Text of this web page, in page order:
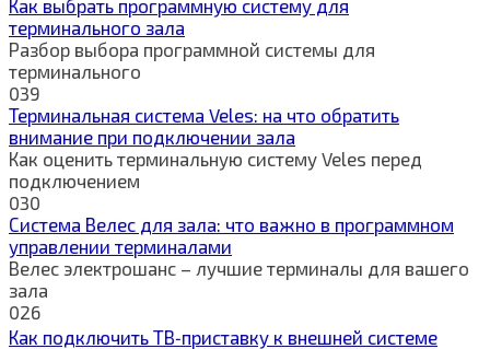
Как выбрать программную систему для
терминального зала
Разбор выбора программной системы для
терминального
039
Терминальная система Veles: на что обратить
внимание при подключении зала
Как оценить терминальную систему Veles перед
подключением
030
Система Велес для зала: что важно в программном
управлении терминалами
Велес электрошанс – лучшие терминалы для вашего
зала
026
Как подключить ТВ‑приставку к внешней системе